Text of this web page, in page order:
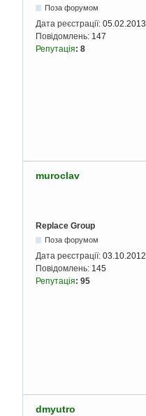
Поза форумом
Дата реєстрації: 05.02.2013
Повідомлень: 147
Репутація: 8
muroclav
Replace Group
Поза форумом
Дата реєстрації: 03.10.2012
Повідомлень: 145
Репутація: 95
dmyutro